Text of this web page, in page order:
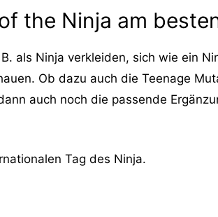
the Ninja am
als Ninja verkleiden, sich wie ein
Ob dazu auch die Teenage
auch noch die passende
Tag des Ninja.